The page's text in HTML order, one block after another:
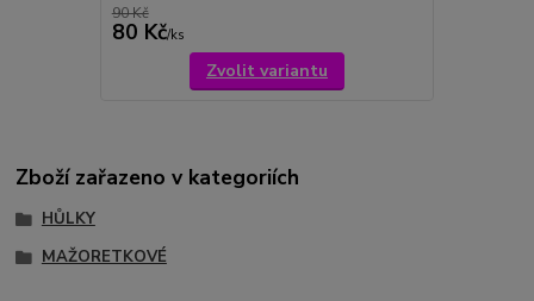
90 Kč
80 Kč/ks
Zvolit variantu
Zboží zařazeno v kategoriích
HŮLKY
MAŽORETKOVÉ